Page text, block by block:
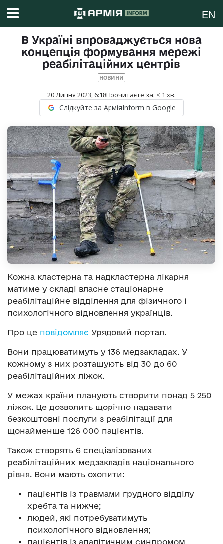
EN
В Україні впроваджується нова
концепція формування мережі
реабілітаційних центрів
НОВИНИ
20 Липня 2023, 6:18Прочитаєте за: < 1 хв.
Слідкуйте за АрміяInform в Google
Кожна кластерна та надкластерна лікарня
матиме у складі власне стаціонарне
реабілітаційне відділення для фізичного і
психологічного відновлення українців.
Про це повідомляє Урядовий портал.
Вони працюватимуть у 136 медзакладах. У
кожному з них розташують від 30 до 60
реабілітаційних ліжок.
У межах країни планують створити понад 5 250
ліжок. Це дозволить щорічно надавати
безкоштовні послуги з реабілітації для
щонайменше 126 000 пацієнтів.
Також створять 6 спеціалізованих
реабілітаційних медзакладів національного
рівня. Вони мають охопити:
пацієнтів із травмами грудного відділу
хребта та нижче;
людей, які потребуватимуть
психологічного відновлення;
пацієнтів із апалітичним синдромом